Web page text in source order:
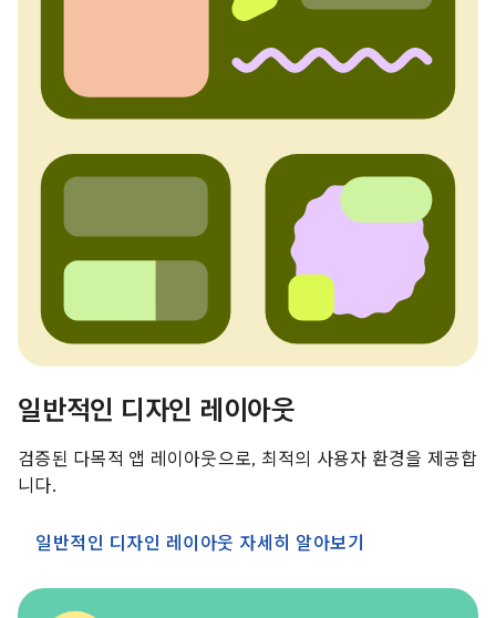
일반적인 디자인 레이아웃
검증된 다목적 앱 레이아웃으로, 최적의 사용자 환경을 제공합
니다.
일반적인 디자인 레이아웃 자세히 알아보기